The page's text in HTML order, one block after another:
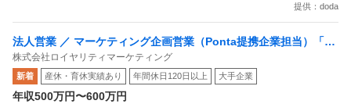
提供：doda
法人営業 ／ マーケティング企画営業（Ponta提携企業担当）「国
内最大級の共通ポイントサービスを展開／無駄のない消費社会を
目指すデータマーケティングカンパニー」
株式会社ロイヤリティマーケティング
新着 産休・育休実績あり 年間休日120日以上 大手企業
年収500万円〜600万円